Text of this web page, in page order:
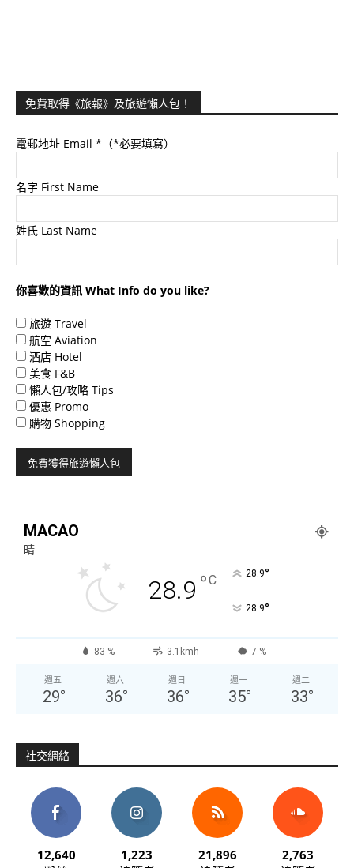
免費取得《旅報》及旅遊懶人包！
電郵地址 Email *（*必要填寫）
名字 First Name
姓氏 Last Name
你喜歡的資訊 What Info do you like?
旅遊 Travel
航空 Aviation
酒店 Hotel
美食 F&B
懶人包/攻略 Tips
優惠 Promo
購物 Shopping
MACAO
晴
28.9 °C 28.9°
28.9°
83 % 3.1kmh 7 %
週五
29°
週六
36°
週日
36°
週一
35°
週二
33°
社交網絡
12,640
1,223
21,896
2,763